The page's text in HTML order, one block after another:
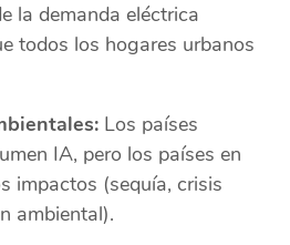
la demanda eléctrica
todos los hogares urbanos
Los países
IA, pero los países en
impactos (sequía, crisis
ambiental).